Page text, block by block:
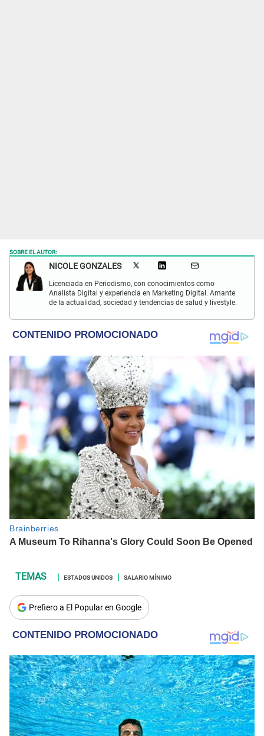
SOBRE EL AUTOR:
NICOLE GONZALES
Licenciada en Periodismo, con conocimientos como
Analista Digital y experiencia en Marketing Digital. Amante
de la actualidad, sociedad y tendencias de salud y livestyle.
ESTADOS UNIDOS SALARIO MÍNIMO
Prefiero a El Popular en Google